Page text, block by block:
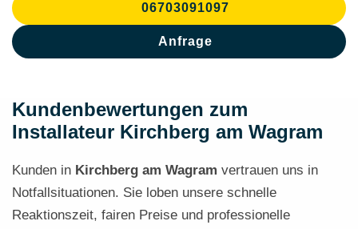
06703091097
Anfrage
Kundenbewertungen zum
Installateur Kirchberg am Wagram
Kunden in Kirchberg am Wagram vertrauen uns in
Notfallsituationen. Sie loben unsere schnelle
Reaktionszeit, fairen Preise und professionelle